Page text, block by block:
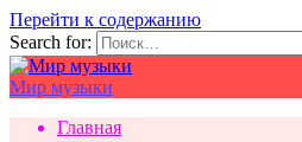
Перейти к содержанию
Search for:
Мир музыки
Главная